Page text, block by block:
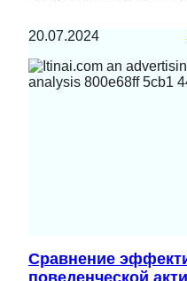
20.07.2024
Сравнение
поведенческой